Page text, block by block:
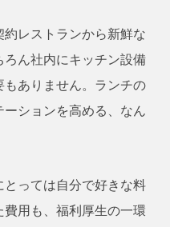
レストランから新鮮な
ん社内にキッチン設備
もありません。ランチの
ションを高める、なん
とっては自分で好きな料
用も、福利厚生の一環